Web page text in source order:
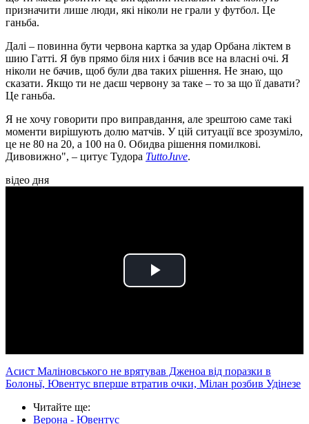
призначити лише люди, які ніколи не грали у футбол. Це
ганьба.
Далі – повинна бути червона картка за удар Орбана ліктем в
шию Гатті. Я був прямо біля них і бачив все на власні очі. Я
ніколи не бачив, щоб були два таких рішення. Не знаю, що
сказати. Якщо ти не даєш червону за таке – то за що її давати?
Це ганьба.
Я не хочу говорити про виправдання, але зрештою саме такі
моменти вирішують долю матчів. У цій ситуації все зрозуміло,
це не 80 на 20, а 100 на 0. Обидва рішення помилкові.
Дивовижно", – цитує Тудора TuttoJuve.
відео дня
Play
Асист Маліновського не врятував Дженоа від поразки в
Болоньї, Ювентус вперше втратив очки, Мілан розбив Удінезе
Читайте ще:
Верона - Ювентус